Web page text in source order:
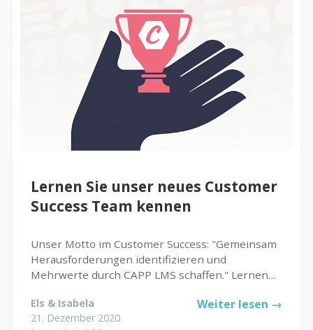
Lernen Sie unser neues Customer
Success Team kennen
Unser Motto im Customer Success: "Gemeinsam
Herausforderungen identifizieren und
Mehrwerte durch CAPP LMS schaffen." Lernen
Sie als Kunde in Zukunft haben. Der richtige
Einsatz von CAPP LMS hilft effektiv...
Els & Isabela
21. Dezember 2020
Weiter lesen →